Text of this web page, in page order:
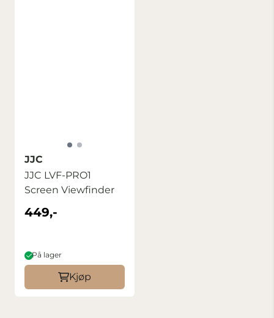
JJC
JJC LVF-PRO1
Screen Viewfinder
449,-
På lager
Kjøp